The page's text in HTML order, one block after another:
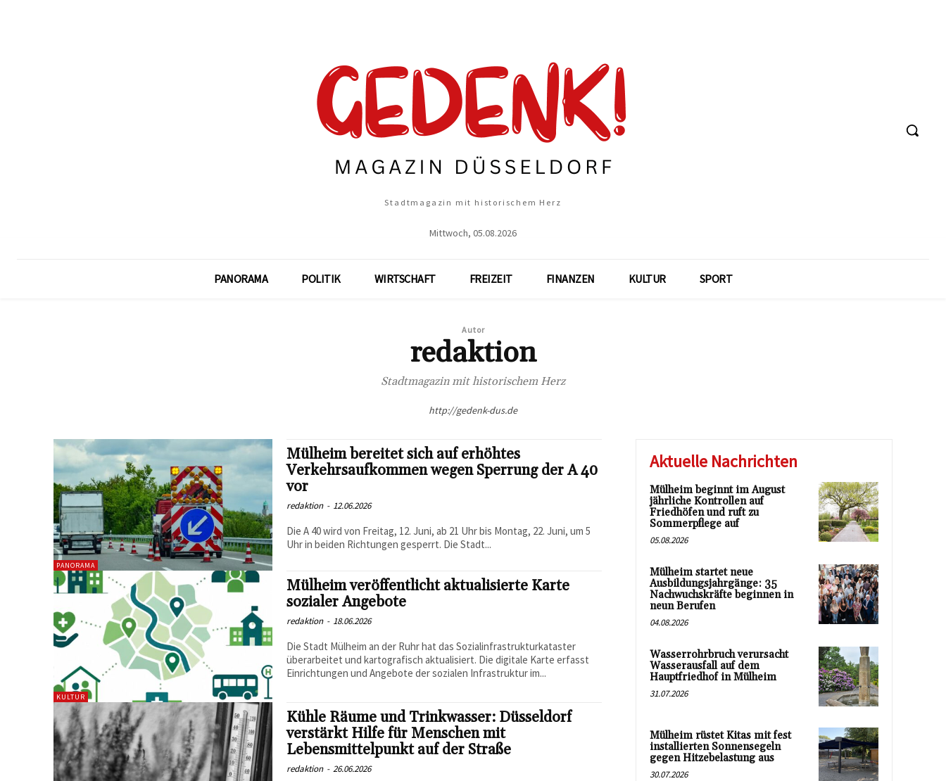
Stadtmagazin mit historischem Herz
Mittwoch, 05.08.2026
PANORAMA POLITIK WIRTSCHAFT FREIZEIT FINANZEN KULTUR SPORT
Autor
redaktion
Stadtmagazin mit historischem Herz
http://gedenk-dus.de
PANORAMA
Mülheim bereitet sich auf erhöhtes
Verkehrsaufkommen wegen Sperrung der A 40
vor
redaktion - 12.06.2026
Die A 40 wird von Freitag, 12. Juni, ab 21 Uhr bis Montag, 22. Juni, um 5
Uhr in beiden Richtungen gesperrt. Die Stadt...
KULTUR
Mülheim veröffentlicht aktualisierte Karte
sozialer Angebote
redaktion - 18.06.2026
Die Stadt Mülheim an der Ruhr hat das Sozialinfrastrukturkataster
überarbeitet und kartografisch aktualisiert. Die digitale Karte erfasst
Einrichtungen und Angebote der sozialen Infrastruktur im...
Kühle Räume und Trinkwasser: Düsseldorf
verstärkt Hilfe für Menschen mit
Lebensmittelpunkt auf der Straße
redaktion - 26.06.2026
Aktuelle Nachrichten
Mülheim beginnt im August
jährliche Kontrollen auf
Friedhöfen und ruft zu
Sommerpflege auf
05.08.2026
Mülheim startet neue
Ausbildungsjahrgänge: 35
Nachwuchskräfte beginnen in
neun Berufen
04.08.2026
Wasserrohrbruch verursacht
Wasserausfall auf dem
Hauptfriedhof in Mülheim
31.07.2026
Mülheim rüstet Kitas mit fest
installierten Sonnensegeln
gegen Hitzebelastung aus
30.07.2026